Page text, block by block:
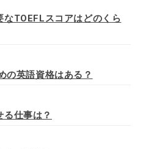
なTOEFLスコアはどのくら
の英語資格はある？
る仕事は？